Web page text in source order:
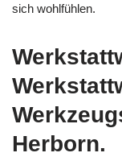
sich wohlfühlen.
Herborn.